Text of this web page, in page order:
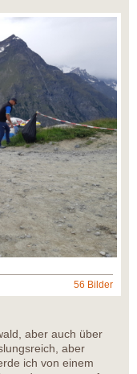
56 Bilder
aber auch über
aber
ich von einem